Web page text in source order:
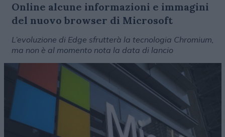
Online alcune informazioni e immagini
del nuovo browser di Microsoft
L’evoluzione di Edge sfrutterà la tecnologia Chromium,
ma non è al momento nota la data di lancio